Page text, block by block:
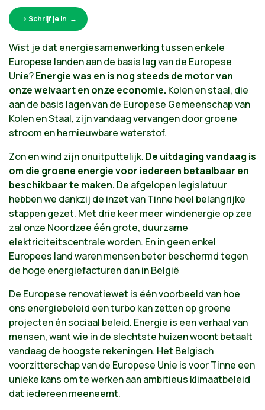
> Schrijf je in
Wist je dat energiesamenwerking tussen enkele
Europese landen aan de basis lag van de Europese
Unie?Energie was en is nog steeds de motor van
onze welvaart en onze economie. Kolen en staal, die
aan de basis lagen van de Europese Gemeenschap van
Kolen en Staal, zijn vandaag vervangen door groene
stroom en hernieuwbare waterstof.
Zon en wind zijn onuitputtelijk. De uitdaging vandaag is
om die groene energie voor iedereen betaalbaar en
beschikbaar te maken. De afgelopen legislatuur
hebben we dankzij de inzet van Tinne heel belangrijke
stappen gezet. Met drie keer meer windenergie op zee
zal onze Noordzee één grote, duurzame
elektriciteitscentrale worden. En in geen enkel
Europees land waren mensen beter beschermd tegen
de hoge energiefacturen dan in België
De Europese renovatiewet is één voorbeeld van hoe
ons energiebeleid een turbo kan zetten op groene
projecten én sociaal beleid. Energie is een verhaal van
mensen, want wie in de slechtste huizen woont betaalt
vandaag de hoogste rekeningen. Het Belgisch
voorzitterschap van de Europese Unie is voor Tinne een
unieke kans om te werken aan ambitieus klimaatbeleid
dat iedereen meeneemt.